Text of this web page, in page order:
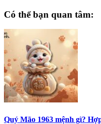
Có thể bạn quan tâm:
Quý Mão 1963 mệnh gì?